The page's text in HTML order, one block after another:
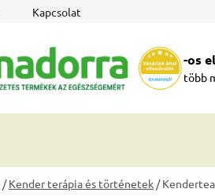
Kapcsolat
-os
több
/ Kender terápia és történetek /